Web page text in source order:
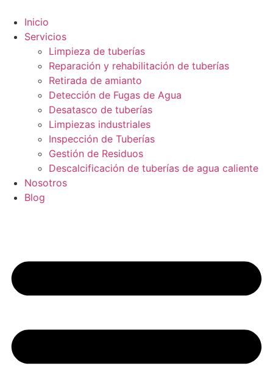
Inicio
Servicios
Limpieza de tuberías
Reparación y rehabilitación de tuberías
Retirada de amianto
Detección de Fugas de Agua
Desatasco de tuberías
Limpiezas industriales
Inspección de Tuberías
Gestión de Residuos
Descalcificación de tuberías de agua caliente
Nosotros
Blog